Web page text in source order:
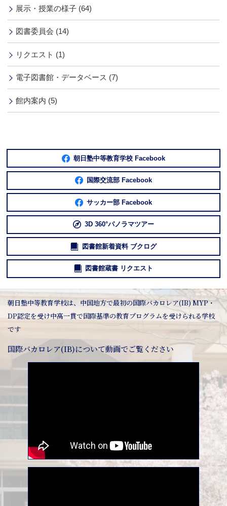
展示・授業の様子 (64)
図書委員会 (14)
リクエスト (1)
電子図書館・データベース (7)
館内案内 (5)
朝日塾中等教育学校 Facebook
国際交流部 Facebook
サッカー部 Facebook
3D 360°パノラマツアー
図書館新着資料 ブクログ
図書館蔵書 リクエスト
朝日塾中等教育学校は、中国地方で最初の国際バカロレア(IB) MYP・
DP認定を受け中高一貫で国際基準の教育プログラムを受けられる学校
です
国際バカロレア(IB)について動画でご覧ください